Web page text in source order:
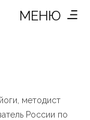
МЕНЮ
методист
России по